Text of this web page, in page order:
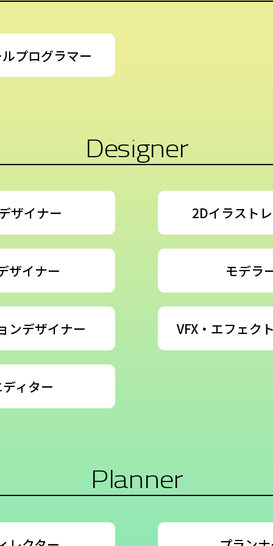
プログラマー
Designer
ザイナー 2Dイラスト
ザイナー モデラ
ンデザイナー VFX・エフェク
ィター
Planner